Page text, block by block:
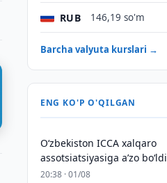
RUB 146,19 so'm
Barcha valyuta kurslari →
ENG KO'P O'QILGAN
O‘zbekiston ICCA xalqaro
assotsiatsiyasiga aʼzo bo‘ldi
20:38 · 01/08